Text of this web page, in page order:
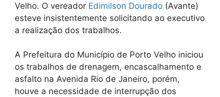
Velho. O vereador Edimilson Dourado (Avante)
esteve insistentemente solicitando ao executivo
a realização dos trabalhos.
A Prefeitura do Município de Porto Velho iniciou
os trabalhos de drenagem, encascalhamento e
asfalto na Avenida Rio de Janeiro, porém,
houve a necessidade de interrupção dos